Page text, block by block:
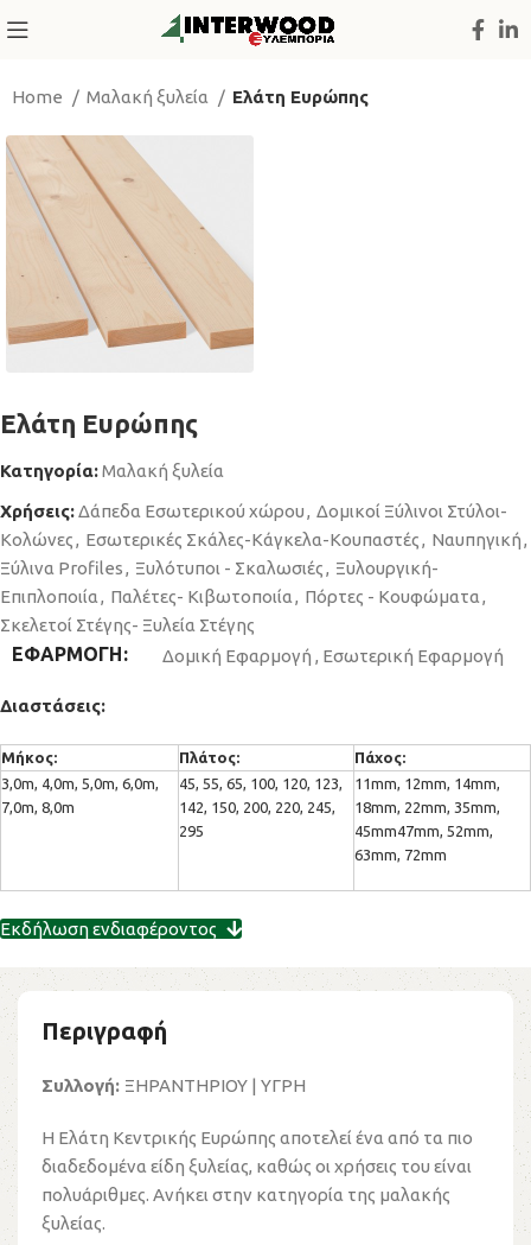
Home Μαλακή ξυλεία Ελάτη Ευρώπης
Ελάτη Ευρώπης
Κατηγορία:Μαλακή ξυλεία
Χρήσεις:Δάπεδα Εσωτερικού χώρου, Δομικοί Ξύλινοι Στύλοι-
Κολώνες, Εσωτερικές Σκάλες-Κάγκελα-Kουπαστές, Ναυπηγική,
Ξύλινα Profiles, Ξυλότυποι - Σκαλωσιές, Ξυλουργική-
Επιπλοποιία, Παλέτες- Κιβωτοποιία, Πόρτες - Κουφώματα,
Σκελετοί Στέγης- Ξυλεία Στέγης
ΕΦΑΡΜΟΓΗ Δομική Εφαρμογή , Εσωτερική Εφαρμογή
Διαστάσεις:
Μήκος:
3,0m, 4,0m, 5,0m, 6,0m,
7,0m, 8,0m
Πλάτος:
45, 55, 65, 100, 120, 123,
142, 150, 200, 220, 245,
295
Πάχος:
11mm, 12mm, 14mm,
18mm, 22mm, 35mm,
45mm47mm, 52mm,
63mm, 72mm
Εκδήλωση ενδιαφέροντος
Περιγραφή
Συλλογή: ΞΗΡΑΝΤΗΡΙΟΥ | ΥΓΡΗ
Η Ελάτη Κεντρικής Ευρώπης αποτελεί ένα από τα πιο
διαδεδομένα είδη ξυλείας, καθώς οι χρήσεις του είναι
πολυάριθμες. Ανήκει στην κατηγορία της μαλακής
ξυλείας.